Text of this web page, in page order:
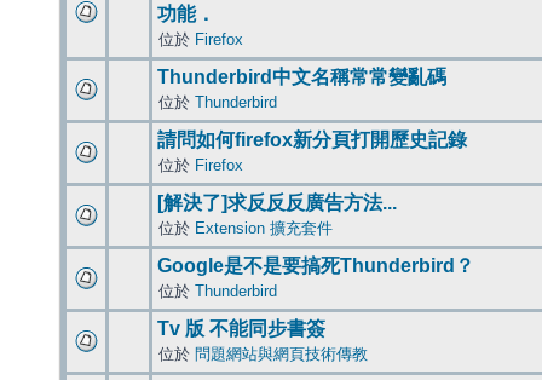
功能．
位於 Firefox
Thunderbird中文名稱常常變亂碼
位於 Thunderbird
請問如何firefox新分頁打開歷史記錄
位於 Firefox
[解決了]求反反反廣告方法...
位於 Extension 擴充套件
Google是不是要搞死Thunderbird？
位於 Thunderbird
Tv 版 不能同步書簽
位於 問題網站與網頁技術傳教